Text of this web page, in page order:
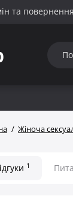
та повернення
Жіноча
1